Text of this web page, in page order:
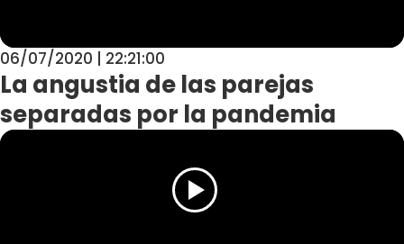
06/07/2020 | 22:21:00
La angustia de las parejas
separadas por la pandemia